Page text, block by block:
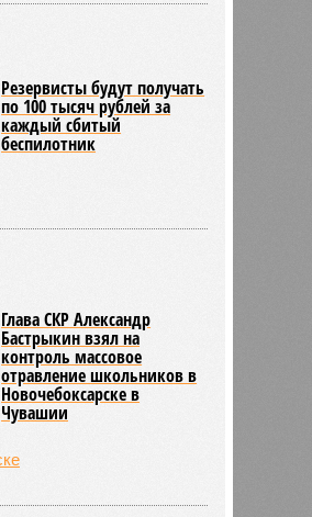
Резервисты будут получать
по 100 тысяч рублей за
каждый сбитый
беспилотник
Глава СКР Александр
Бастрыкин взял на
контроль массовое
отравление школьников в
Новочебоксарске в
Чувашии